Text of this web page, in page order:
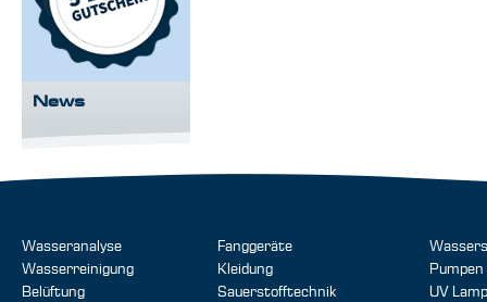
News
Wasseranalyse
Wasserreinigung
Belüftung
Fanggeräte
Kleidung
Sauerstofftechnik
Pumpen
UV